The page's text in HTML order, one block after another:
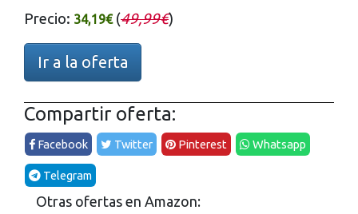
Precio: 34,19€(49,99€)
Ir a la oferta
Compartir oferta:
Facebook Twitter Pinterest Whatsapp
Telegram
Otras ofertas en Amazon: